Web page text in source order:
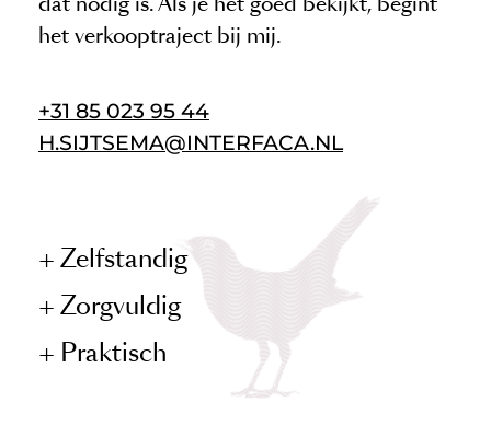
het verkooptraject bij mij.
+31 85 023 95 44
H.SIJTSEMA@INTERFACA.NL
Zelfstandig
Zorgvuldig
Praktisch